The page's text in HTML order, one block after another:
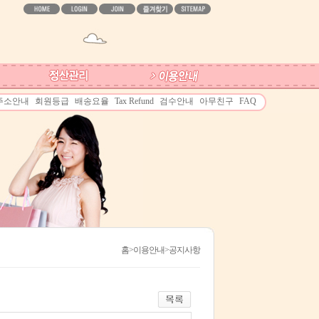
소안내 회원등급 배송요율 Tax Refund 검수안내 아무친구 FAQ
홈>이용안내>공지사항